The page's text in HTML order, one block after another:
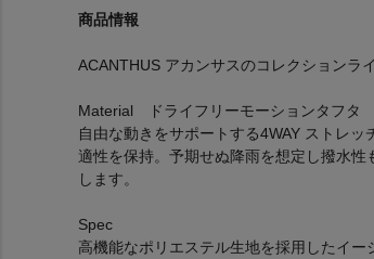
商品情報
ACANTHUS アカンサスのコレクションラ
Material ドライフリーモーションタフタ
自由な動きをサポートする4WAY ストレ
適性を保持。予期せぬ降雨を想定し撥水
します。
Spec
高機能なポリエステル生地を採用したイ